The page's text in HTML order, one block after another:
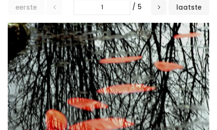
eerste / 5 laatste